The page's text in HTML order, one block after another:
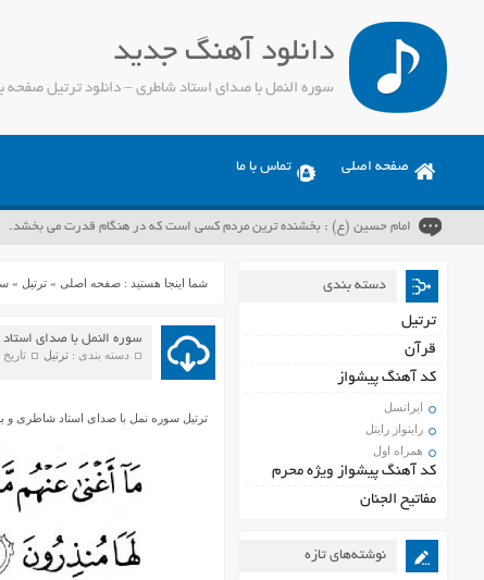
دانلود آهنگ جدید
سوره النمل با صدای استاد شاطری – دانلود ترتیل
صفحه اصلی تماس با ما
امام حسین (ع) : بخشنده ترین مردم کسی است که در هنگام قدرت می بخشد.
شما اینجا هستید : صفحه اصلی» ترتیل »
سوره النمل با صدای
دسته بندی : ترتیل تاریخ :
ترتیل سوره نمل با صدای استاد شاطری و
دسته بندی
ترتیل
قرآن
کد آهنگ پیشواز
ایرانسل
راینواز رایتل
همراه اول
کد آهنگ پیشواز ویژه محرم
مفاتیح الجنان
نوشته‌های تازه